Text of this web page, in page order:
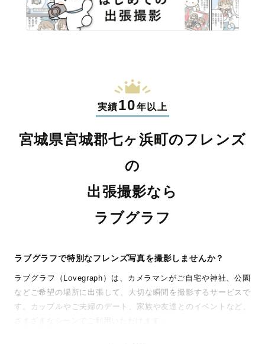
実績10年以上
宮城県宮城郡七ヶ浜町のフレンズ
の
出張撮影なら
ラブグラフ
ラブグラフで特別なフレンズ写真を撮影しませんか？
ラブグラフ（Lovegraph）は、カメラマンがご自宅や神社、公園
などご希望の場所に出張して、大切な瞬間を撮影するサービスで
す。カップルやご夫婦のデート、家族や友達とのイベントなど、